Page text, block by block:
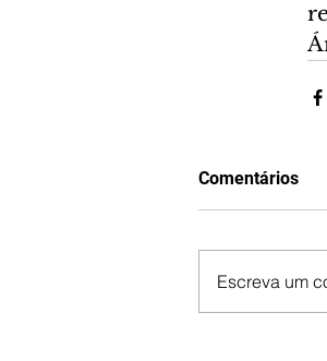
Comentários
Escreva um